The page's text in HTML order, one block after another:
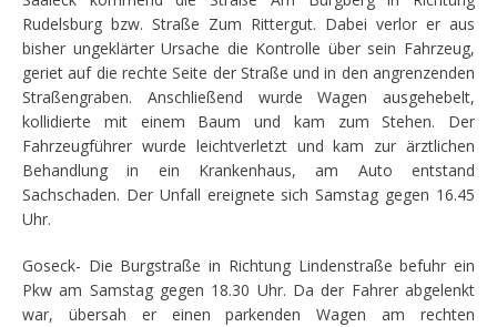
Rudelsburg bzw. Straße Zum Rittergut. Dabei verlor er aus
bisher ungeklärter Ursache die Kontrolle über sein Fahrzeug,
geriet auf die rechte Seite der Straße und in den angrenzenden
Straßengraben. Anschließend wurde Wagen ausgehebelt,
kollidierte mit einem Baum und kam zum Stehen. Der
Fahrzeugführer wurde leichtverletzt und kam zur ärztlichen
Behandlung in ein Krankenhaus, am Auto entstand
Sachschaden. Der Unfall ereignete sich Samstag gegen 16.45
Uhr.
Goseck- Die Burgstraße in Richtung Lindenstraße befuhr ein
Pkw am Samstag gegen 18.30 Uhr. Da der Fahrer abgelenkt
war, übersah er einen parkenden Wagen am rechten